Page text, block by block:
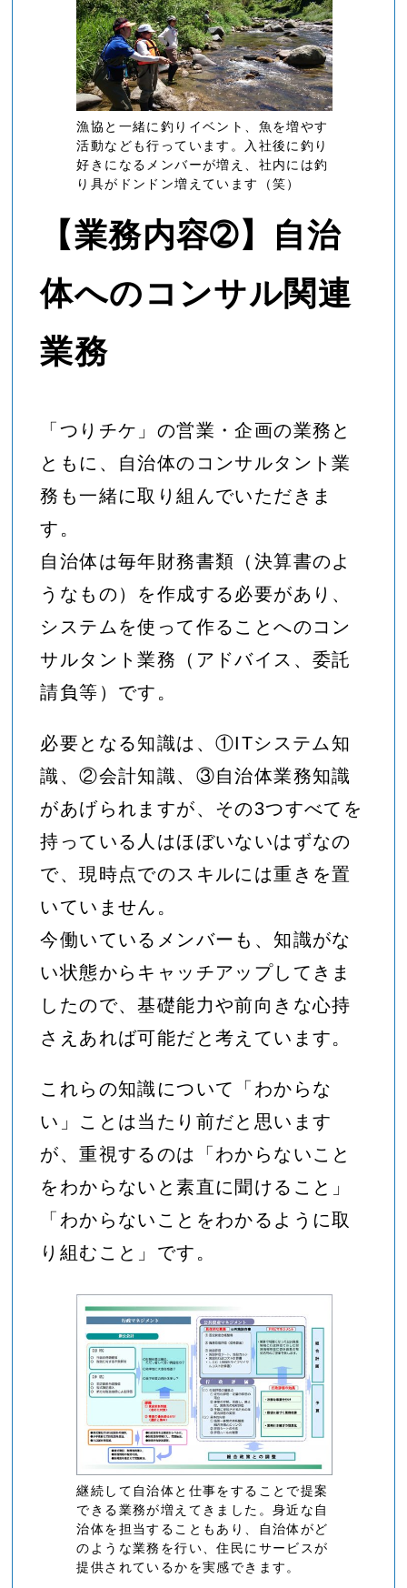
漁協と一緒に釣りイベント、魚を増やす
活動なども行っています。入社後に釣り
好きになるメンバーが増え、社内には釣
り具がドンドン増えています（笑）
【業務内容➁】自治
体へのコンサル関連
業務
「つりチケ」の営業・企画の業務と
ともに、自治体のコンサルタント業
務も一緒に取り組んでいただきま
す。
自治体は毎年財務書類（決算書のよ
うなもの）を作成する必要があり、
システムを使って作ることへのコン
サルタント業務（アドバイス、委託
請負等）です。
必要となる知識は、①ITシステム知
識、②会計知識、③自治体業務知識
があげられますが、その3つすべてを
持っている人はほぼいないはずなの
で、現時点でのスキルには重きを置
いていません。
今働いているメンバーも、知識がな
い状態からキャッチアップしてきま
したので、基礎能力や前向きな心持
さえあれば可能だと考えています。
これらの知識について「わからな
い」ことは当たり前だと思います
が、重視するのは「わからないこと
をわからないと素直に聞けること」
「わからないことをわかるように取
り組むこと」です。
継続して自治体と仕事をすることで提案
できる業務が増えてきました。身近な自
治体を担当することもあり、自治体がど
のような業務を行い、住民にサービスが
提供されているかを実感できます。